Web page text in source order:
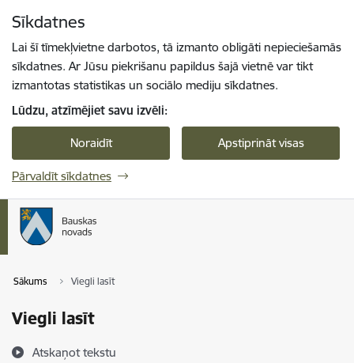
Sīkdatnes
Lai šī tīmekļvietne darbotos, tā izmanto obligāti nepieciešamās
sīkdatnes. Ar Jūsu piekrišanu papildus šajā vietnē var tikt
izmantotas statistikas un sociālo mediju sīkdatnes.
Lūdzu, atzīmējiet savu izvēli:
Noraidīt Apstiprināt visas
Pārvaldīt sīkdatnes
Sākums Viegli lasīt
Viegli lasīt
Atskaņot tekstu